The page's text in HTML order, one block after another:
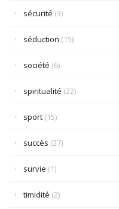
sécurité (3)
séduction (15)
société (6)
spiritualité (22)
sport (15)
succès (27)
survie (1)
timidité (2)